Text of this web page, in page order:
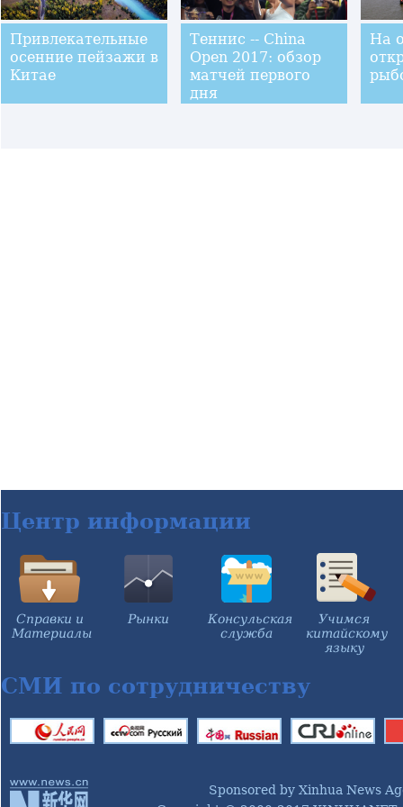
Привлекательные
осенние пейзажи в
Китае
Теннис -- China
Open 2017: обзор
матчей первого
дня
На
Центр информации
Справки и
Материалы
Рынки
Консульская
служба
Учимся
китайскому
языку
СМИ по сотрудничеству
Sponsored by Xinhua News